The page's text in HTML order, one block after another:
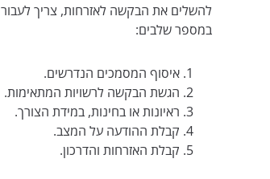
להשלים את הבקשה לאזרחות, צריך לעבור
במספר שלבים:
איסוף המסמכים הנדרשים.
הגשת הבקשה לרשויות המתאימות.
ראיונות או בחינות, במידת הצורך.
קבלת ההודעה על המצב.
קבלת האזרחות והדרכון.